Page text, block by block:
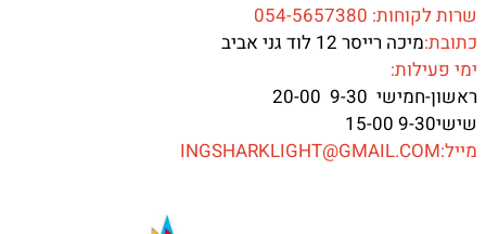
שרות לקוחות: 054-5657380
כתובת:מיכה רייסר 12 לוד גני אביב
ימי פעילות:
ראשון-חמישי 9-30 20-00
שישי9-30 15-00
מייל:INGSHARKLIGHT@GMAIL.COM